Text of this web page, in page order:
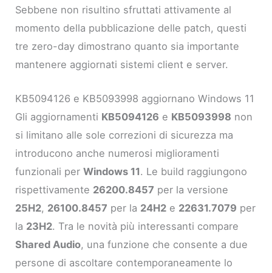
Sebbene non risultino sfruttati attivamente al
momento della pubblicazione delle patch, questi
tre zero-day dimostrano quanto sia importante
mantenere aggiornati sistemi client e server.
KB5094126 e KB5093998 aggiornano Windows 11
Gli aggiornamenti KB5094126 e KB5093998 non
si limitano alle sole correzioni di sicurezza ma
introducono anche numerosi miglioramenti
funzionali perWindows 11. Le build raggiungono
rispettivamente 26200.8457 per la versione
25H2, 26100.8457 per la 24H2 e 22631.7079 per
la 23H2. Tra le novità più interessanti compare
Shared Audio, una funzione che consente a due
persone di ascoltare contemporaneamente lo